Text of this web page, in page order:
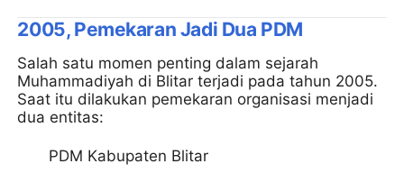
2005, Pemekaran Jadi Dua PDM
Salah satu momen penting dalam sejarah
Muhammadiyah di Blitar terjadi pada tahun 2005.
Saat itu dilakukan pemekaran organisasi menjadi
dua entitas:
PDM Kabupaten Blitar